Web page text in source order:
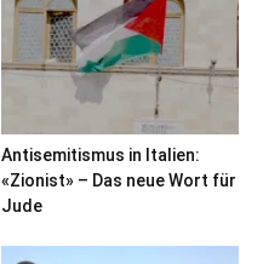
Antisemitismus in Italien:
«Zionist» – Das neue Wort für
Jude